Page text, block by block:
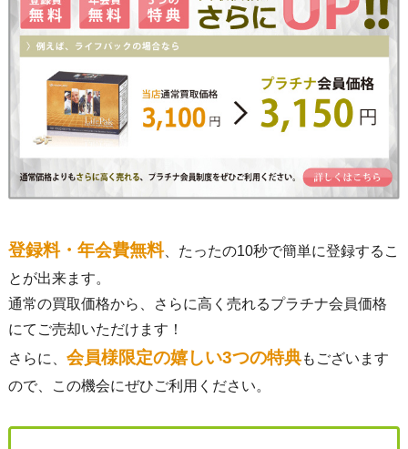
登録料・年会費無料、たったの10秒で簡単に登録するこ
とが出来ます。
通常の買取価格から、さらに高く売れるプラチナ会員価格
にてご売却いただけます！
さらに、 会員様限定の嬉しい3つの特典もございます
ので、この機会にぜひご利用ください。